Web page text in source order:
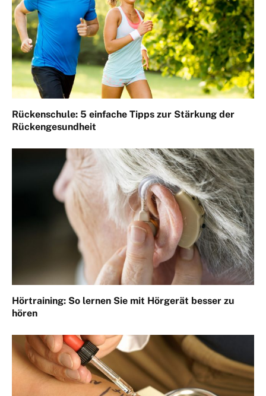
Rückenschule: 5 einfache Tipps zur Stärkung der
Rückengesundheit
Hörtraining: So lernen Sie mit Hörgerät besser zu
hören